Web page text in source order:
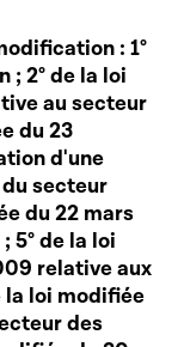
: 1°
; 2° de la loi
au secteur
du 23
d'une
secteur
du 22 mars
5° de la loi
relative aux
la loi modifiée
des